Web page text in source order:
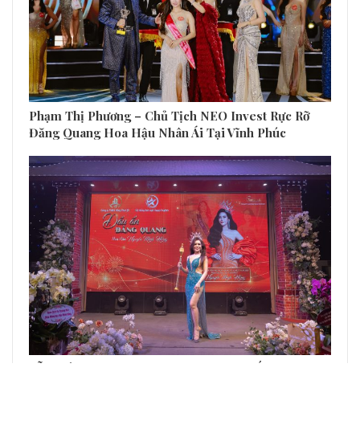
Phạm Thị Phương – Chủ Tịch NEO Invest Rực Rỡ
Đăng Quang Hoa Hậu Nhân Ái Tại Vĩnh Phúc
Lễ Tri Ân Tân Hoa Hậu Doanh Nhân Quốc Gia Việt